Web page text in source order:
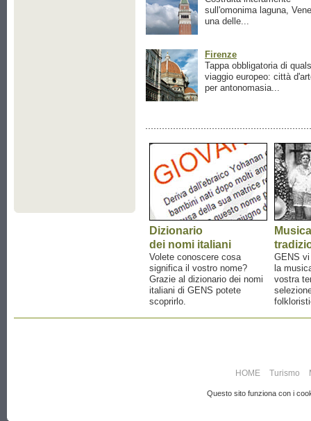
sull'omonima laguna,
una delle...
Firenze
Tappa obbligatoria di
viaggio europeo: città
per antonomasia...
Dizionario
dei nomi italiani
Volete conoscere cosa
significa il vostro nome?
Grazie al dizionario dei nomi
italiani di GENS potete
scoprirlo.
Musica
GENS
la
vostra
HOME Turismo
Questo sito funziona con i